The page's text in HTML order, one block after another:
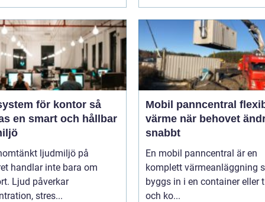
för kontor så
en smart och hållbar
ljudmiljö på
handlar inte bara om
Ljud påverkar
stres...
Mobil panncentral flexibel
värme när behovet
snabbt
En mobil panncentral är en
komplett värmeanläggning
byggs in i en container eller
och ko...